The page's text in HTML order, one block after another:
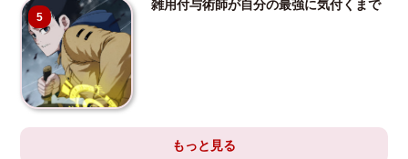
5
雑用付与術師が自分の最強に気付くまで
もっと見る